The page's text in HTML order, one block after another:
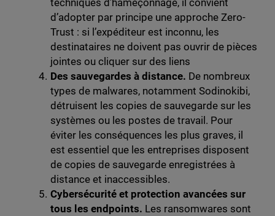
techniques d’hameçonnage, il convient
d’adopter par principe une approche Zero-
Trust : si l’expéditeur est inconnu, les
destinataires ne doivent pas ouvrir de pièces
jointes ou cliquer sur des liens
Des sauvegardes à distance. De nombreux
types de malwares, notamment Sodinokibi,
détruisent les copies de sauvegarde sur les
systèmes ou les postes de travail. Pour
éviter les conséquences les plus graves, il
est essentiel que les entreprises disposent
de copies de sauvegarde enregistrées à
distance et inaccessibles.
Cybersécurité et protection avancées sur
tous les endpoints. Les ransomwares sont